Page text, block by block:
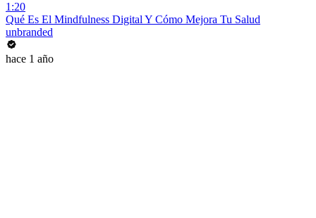
1:20
Qué Es El Mindfulness Digital Y Cómo Mejora Tu Salud
unbranded
hace 1 año